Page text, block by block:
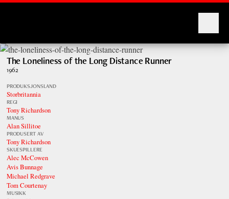
The Loneliness of the Long Distance Runner
1962
PRODUKSJONSLAND
Storbritannia
REGI
Tony Richardson
MANUS
Alan Sillitoe
PRODUSERT AV
Tony Richardson
SKUESPILLERE
Alec McCowen
Avis Bunnage
Michael Redgrave
Tom Courtenay
MUSIKK